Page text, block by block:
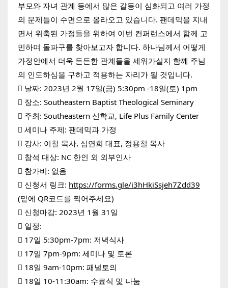
부모와 자녀 관계 등에서 많은 갈등이 심화되고 여러 가정
의 문제들이 수면으로 올라오고 있습니다. 팬데믹을 지내
면서 위축된 가정들을 위하여 이번 컨퍼런스에서 함께 고
민하며 돌파구를 찾아보고자 합니다. 하나님께서 어떻게
가정안에서 더욱 든든한 관계들을 세워가실지 함께 주님
의 인도하심을 구하고 적용하는 자리가 될 것입니다.
 날짜: 2023년 2월 17일(금) 5:30pm -18일(토) 1pm
 장소: Southeastern Baptist Theological Seminary
 주최: Southeastern 신학교, Life Plus Family Center
 세미나 주제: 팬데믹과 가정
 강사: 이철 목사, 심연희 대표, 정용철 목사
 참석 대상: NC 한인 외 외부인사
 참가비: 없음
 신청서 링크: https://forms.gle/i3hHkiSsjeh7Zdd39
(밑에 QR코드를 찍어주세요)
 신청마감: 2023년 1월 31일
 일정:
 17일 5:30pm-7pm: 저녁식사
 17일 7pm-9pm: 세미나 및 토론
 18일 9am-10pm: 패널토의
 18일 10-11:30am: 수료식 및 나눔